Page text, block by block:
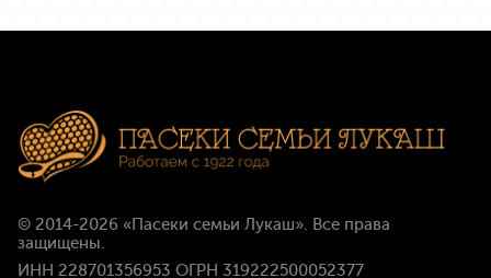
© 2014-2026 «Пасеки семьи Лукаш». Все права
защищены.
ИНН 228701356953 ОГРН 319222500052377